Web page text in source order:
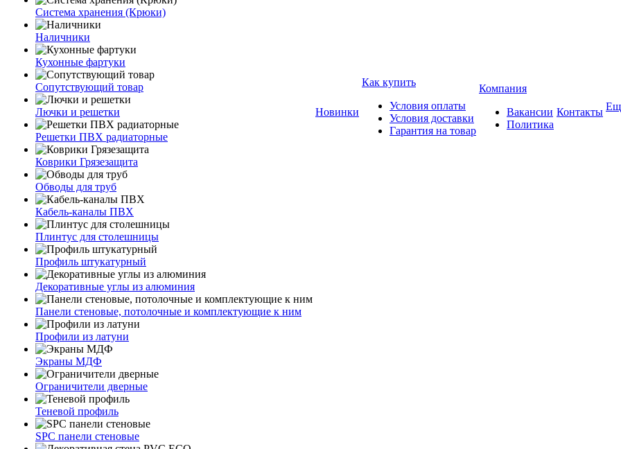
Система хранения (Крюки)
Наличники
Кухонные фартуки
Сопутствующий товар
Лючки и решетки
Решетки ПВХ радиаторные
Коврики Грязезащита
Обводы для труб
Кабель-каналы ПВХ
Плинтус для столешницы
Профиль штукатурный
Декоративные углы из алюминия
Панели стеновые, потолочные и комплектующие к ним
Профили из латуни
Экраны МДФ
Ограничители дверные
Теневой профиль
SPC панели стеновые
Новинки
Как купить
Условия оплаты
Условия доставки
Гарантия на товар
Компания
Вакансии
Политика
Контакты